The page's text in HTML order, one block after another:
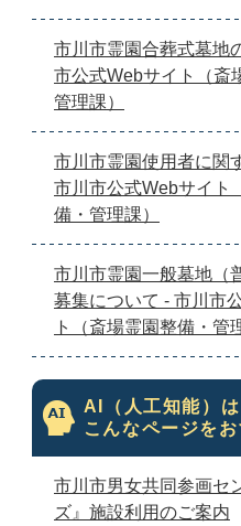
市川市霊園合葬式墓地
市公式Webサイト（斎
管理課）
市川市霊園使用者に関
市川市公式Webサイト
備・管理課）
市川市霊園一般墓地（
募集について - 市川市
ト（斎場霊園整備・管
AI（人工知能）は
こんなページを
市川市男女共同参画セ
ズ』施設利用のご案内